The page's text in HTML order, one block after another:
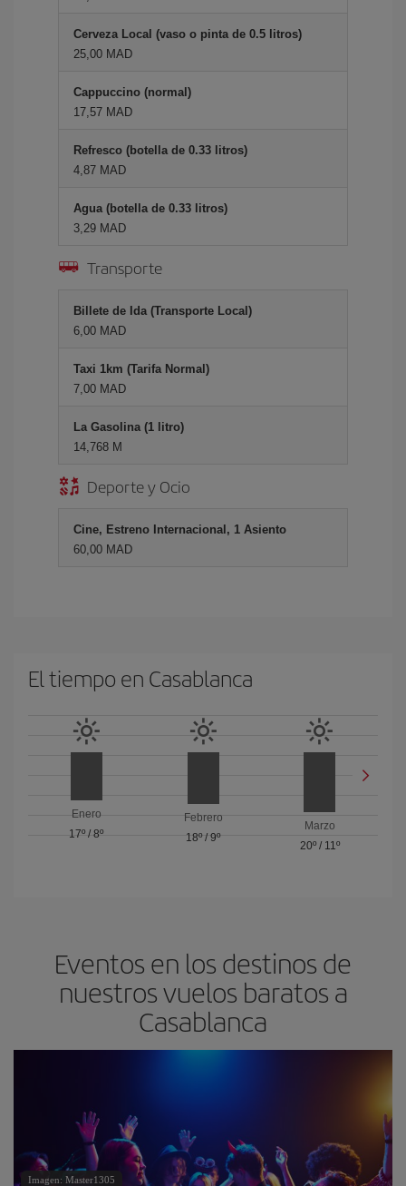
Cerveza Local (vaso o pinta de 0.5 litros)
25,00 MAD
Cappuccino (normal)
17,57 MAD
Refresco (botella de 0.33 litros)
4,87 MAD
Agua (botella de 0.33 litros)
3,29 MAD
Transporte
Billete de Ida (Transporte Local)
6,00 MAD
Taxi 1km (Tarifa Normal)
7,00 MAD
La Gasolina (1 litro)
14,768 M
Deporte y Ocio
Cine, Estreno Internacional, 1 Asiento
60,00 MAD
El tiempo en Casablanca
Enero
17º /8º
Febrero
18º/ 9º
Marzo
20º/ 11º
Eventos en los destinos de
nuestros vuelos baratos a
Casablanca
Imagen: Master1305